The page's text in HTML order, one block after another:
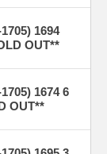
1694
OUT**
1674 6
OUT**